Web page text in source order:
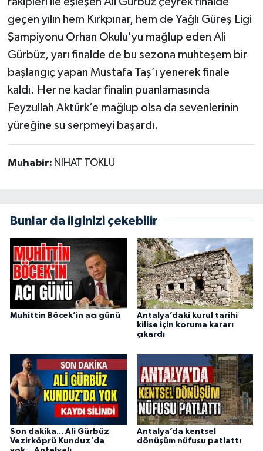
geçen yılın hem Kırkpınar, hem de Yağlı Güreş Ligi
Şampiyonu Orhan Okulu'yu mağlup eden Ali
Gürbüz, yarı finalde de bu sezona muhteşem bir
başlangıç yapan Mustafa Taş’ı yenerek finale
kaldı. Her ne kadar finalin puanlamasında
Feyzullah Aktürk’e mağlup olsa da sevenlerinin
yüreğine su serpmeyi başardı.
Muhabir: NİHAT TOKLU
Bunlar da ilginizi çekebilir
Muhittin Böcek’in acı günü
Antalya’daki kurul tarihi
kilise için koruma kararı
çıkardı
Son dakika... Ali Gürbüz
Vezirköprü Kunduz'da
Antalya’da kentsel
dönüşüm nüfusu patlattı